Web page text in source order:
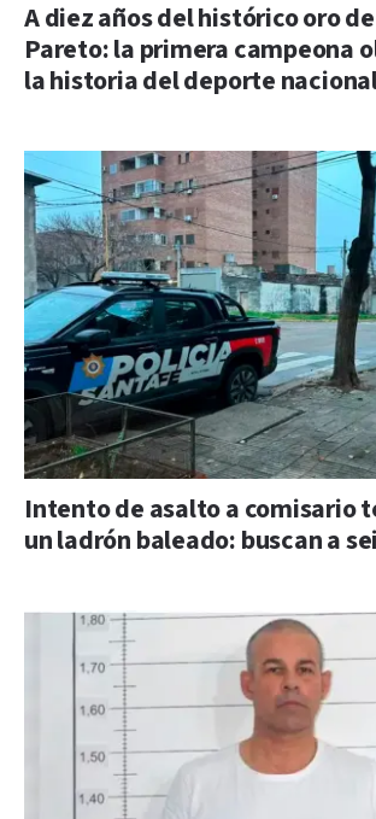
A diez años del histórico oro
Pareto: la primera campeona
la historia del deporte
Intento de asalto a comisario
un ladrón baleado: buscan a